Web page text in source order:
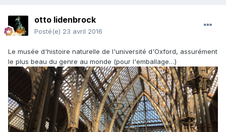
otto lidenbrock
Posté(e) 23 avril 2016
Le musée d'histoire naturelle de l'université d'Oxford, assurément
le plus beau du genre au monde (pour l'emballage…)